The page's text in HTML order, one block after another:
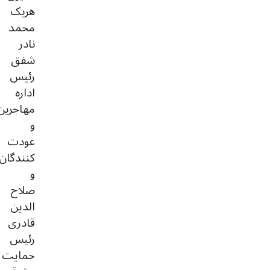
هریک
محمد
نادر
شفق
رئیس
اداره
و
عودت
و
صلاح
الدین
قادری
رئیس
حمایت